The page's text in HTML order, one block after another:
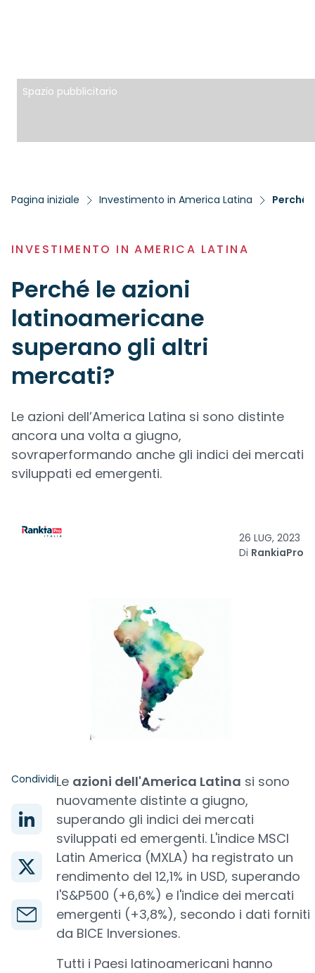
Spazio pubblicitario
Pagina iniziale Investimento in America Latina Perché
INVESTIMENTO IN AMERICA LATINA
Perché le azioni
latinoamericane
superano gli altri
mercati?
Le azioni dell’America Latina si sono distinte
ancora una volta a giugno,
sovraperformando anche gli indici dei mercati
sviluppati ed emergenti.
26 LUG, 2023
Di RankiaPro
CondividiLe azioni dell'America Latina si sono
nuovamente distinte a giugno,
superando gli indici dei mercati
sviluppati ed emergenti. L'indice MSCI
Latin America (MXLA) ha registrato un
rendimento del 12,1% in USD, superando
l'S&P500 (+6,6%) e l'indice dei mercati
emergenti (+3,8%), secondo i dati forniti
da BICE Inversiones.
Tutti i Paesi latinoamericani hanno